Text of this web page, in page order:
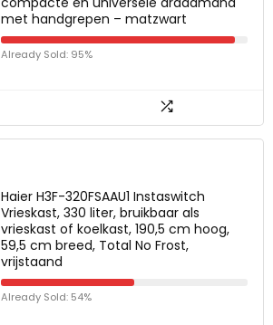
met handgrepen – matzwart
Already Sold: 95%
Haier H3F-320FSAAU1 Instaswitch
Vrieskast, 330 liter, bruikbaar als
vrieskast of koelkast, 190,5 cm hoog,
59,5 cm breed, Total No Frost,
vrijstaand
Already Sold: 54%